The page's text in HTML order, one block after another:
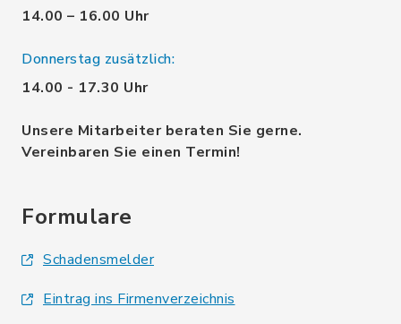
14.00 – 16.00 Uhr
Donnerstag zusätzlich:
14.00 - 17.30 Uhr
Unsere Mitarbeiter beraten Sie gerne.
Vereinbaren Sie einen Termin!
Formulare
Schadensmelder
Eintrag ins Firmenverzeichnis